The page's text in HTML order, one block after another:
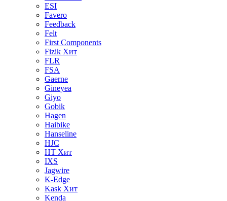
ESI
Favero
Feedback
Felt
First Components
Fizik Хит
FLR
FSA
Gaerne
Gineyea
Giyo
Gobik
Hagen
Haibike
Hanseline
HJC
HT Хит
IXS
Jagwire
K-Edge
Kask Хит
Kenda